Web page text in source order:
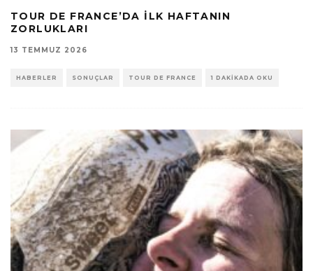
TOUR DE FRANCE’DA İLK HAFTANIN
ZORLUKLARI
13 TEMMUZ 2026
HABERLER SONUÇLAR TOUR DE FRANCE 1 DAKIKADA OKU